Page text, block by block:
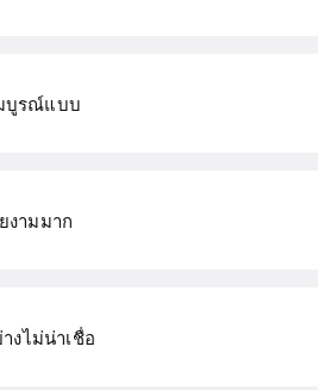
บูรณ์แบบ
งามมาก
งไม่น่าเชื่อ